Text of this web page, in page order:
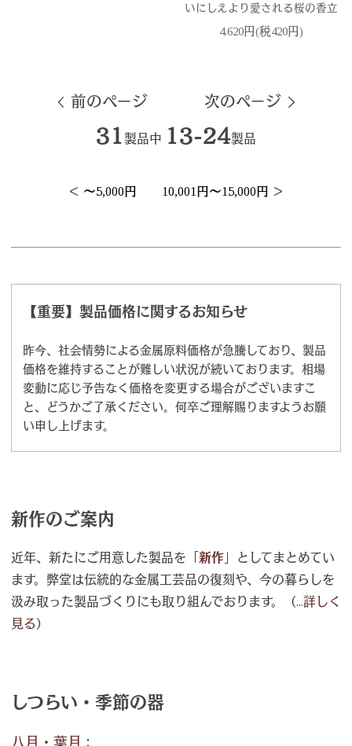
いにしえより愛される桜の香立
4,620円(税420円)
前のページ 次のページ
31 製品中 13-24製品
＜ ～5,000円 10,001円～15,000円 ＞
【重要】製品価格に関するお知らせ
昨今、社会情勢による金属原料価格が急騰しており、製品
価格を維持することが難しい状況が続いております。相場
変動に応じ予告なく価格を変更する場合がございますこ
と、どうかご了承ください。何卒ご理解賜りますようお願
い申し上げます。
新作のご案内
近年、新たにご用意した製品を「 新作 」としてまとめてい
ます。弊堂は伝統的な金属工芸品の復刻や、今の暮らしを
汲み取った製品づくりにも取り組んでおります。（...詳しく
見る）
しつらい・季節の器
八月・葉月 ：